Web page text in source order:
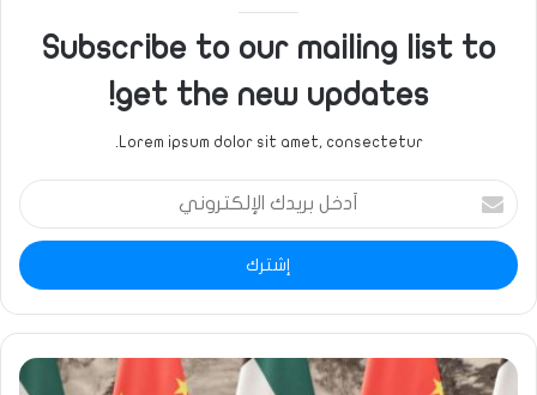
Subscribe to our mailing list to
get the new updates!
Lorem ipsum dolor sit amet, consectetur.
أدخل
بريدك
الإلكتروني